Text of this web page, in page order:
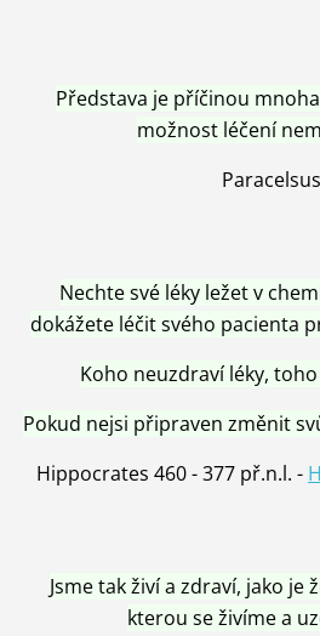
Představa je příčinou
možnost léčení
Paracelsus
Nechte své léky ležet v
dokážete léčit svého pacienta
Koho neuzdraví léky,
Pokud nejsi připraven změnit
Hippocrates 460 - 377 př.n.l. -
Jsme tak živí a zdraví, jako je
kterou se živíme a